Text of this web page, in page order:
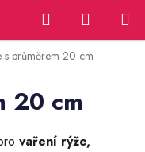
Hledat
KOŠÍK
s průměrem 20 cm
20 cm
vaření rýže,